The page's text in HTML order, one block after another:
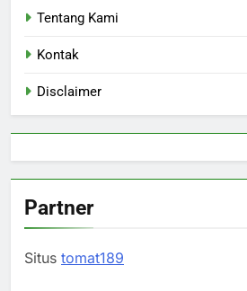
Tentang Kami
Kontak
Disclaimer
Partner
Situs tomat189